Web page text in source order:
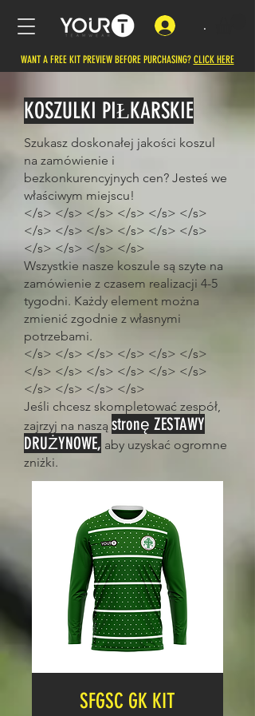
.
WANT A FREE KIT PREVIEW BEFORE PURCHASING? CLICK HERE
KOSZULKI PIŁKARSKIE
Szukasz doskonałej jakości koszul
na zamówienie i
bezkonkurencyjnych cen? Jesteś we
właściwym miejscu!
</s> </s> </s> </s> </s> </s>
</s> </s> </s> </s> </s> </s>
</s> </s> </s> </s>
Wszystkie nasze koszule są szyte na
zamówienie z czasem realizacji 4-5
tygodni. Każdy element można
zmienić zgodnie z własnymi
potrzebami.
</s> </s> </s> </s> </s> </s>
</s> </s> </s> </s> </s> </s>
</s> </s> </s> </s>
Jeśli chcesz skompletować zespół,
zajrzyj na naszą stronę ZESTAWY
DRUŻYNOWE, aby uzyskać ogromne
zniżki.
SFGSC GK KIT